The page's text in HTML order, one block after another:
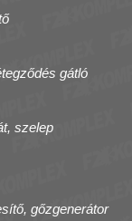
gátló
szelep
gőzgenerátor